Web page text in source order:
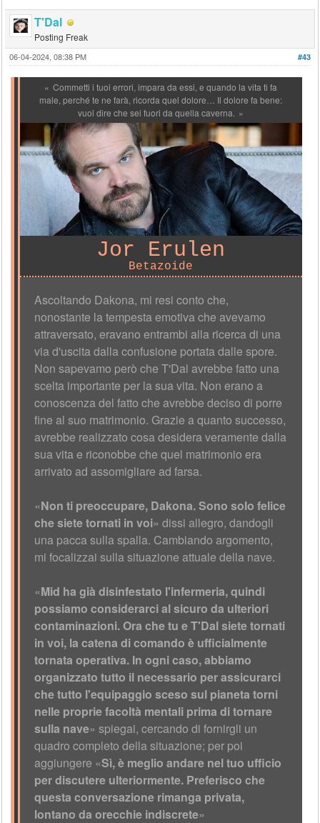
T'Dal
Posting Freak
#43
06-04-2024, 08:38 PM
Commetti i tuoi errori, impara da essi, e quando la vita ti fa
male, perché te ne farà, ricorda quel dolore… Il dolore fa bene:
vuol dire che sei fuori da quella caverna.
Jor Erulen
Betazoide
Ascoltando Dakona, mi resi conto che,
nonostante la tempesta emotiva che avevamo
attraversato, eravano entrambi alla ricerca di una
via d'uscita dalla confusione portata dalle spore.
Non sapevamo però che T'Dal avrebbe fatto una
scelta importante per la sua vita. Non erano a
conoscenza del fatto che avrebbe deciso di porre
fine al suo matrimonio. Grazie a quanto successo,
avrebbe realizzato cosa desidera veramente dalla
sua vita e riconobbe che quel matrimonio era
arrivato ad assomigliare ad farsa.
«Non ti preoccupare, Dakona. Sono solo felice
che siete tornati in voi» dissi allegro, dandogli
una pacca sulla spalla. Cambiando argomento,
mi focalizzai sulla situazione attuale della nave.
«Mid ha già disinfestato l'infermeria, quindi
possiamo considerarci al sicuro da ulteriori
contaminazioni. Ora che tu e T'Dal siete tornati
in voi, la catena di comando è ufficialmente
tornata operativa. In ogni caso, abbiamo
organizzato tutto il necessario per assicurarci
che tutto l'equipaggio sceso sul pianeta torni
nelle proprie facoltà mentali prima di tornare
sulla nave» spiegai, cercando di fornirgli un
quadro completo della situazione; per poi
aggiungere «Sì, è meglio andare nel tuo ufficio
per discutere ulteriormente. Preferisco che
questa conversazione rimanga privata,
lontano da orecchie indiscrete»